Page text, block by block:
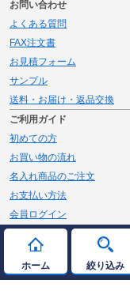
ホーム 絞り込み
お問い合わせ
よくある質問
FAX注文書
お見積フォーム
サンプル
送料・お届け・返品交換
ご利用ガイド
初めての方
お買い物の流れ
名入れ商品のご注文
お支払い方法
会員ログイン
メルマガ登録
新規会員登録